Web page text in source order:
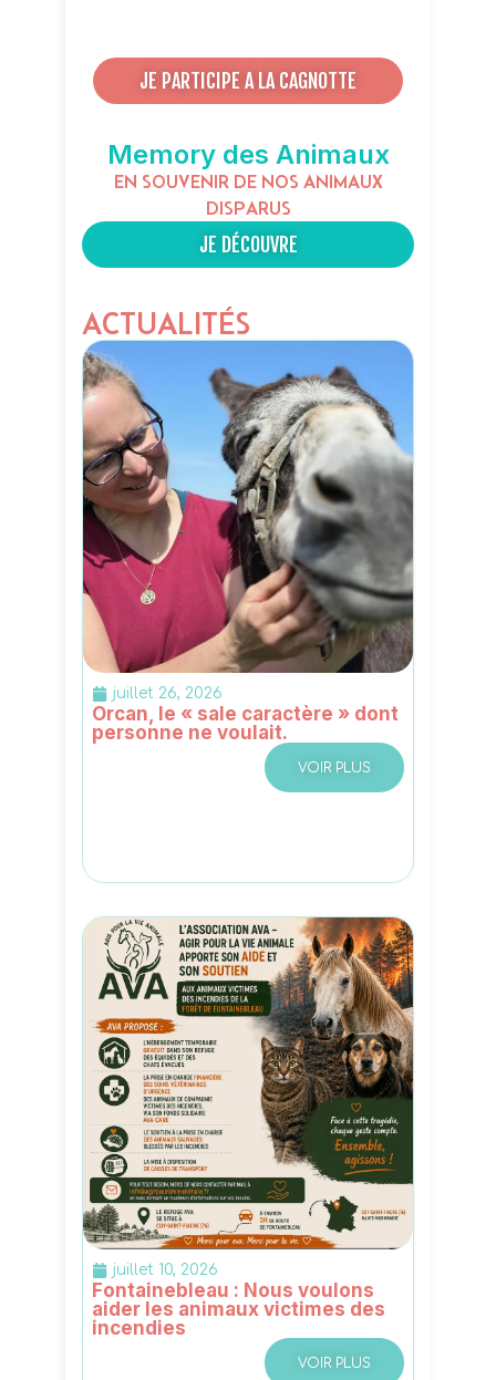
JE PARTICIPE A LA CAGNOTTE
Memory des Animaux
EN SOUVENIR DE NOS ANIMAUX
DISPARUS
JE DÉCOUVRE
ACTUALITÉS
juillet 26, 2026
Orcan, le « sale caractère » dont
personne ne voulait.
VOIR PLUS
juillet 10, 2026
Fontainebleau : Nous voulons
aider les animaux victimes des
incendies
VOIR PLUS